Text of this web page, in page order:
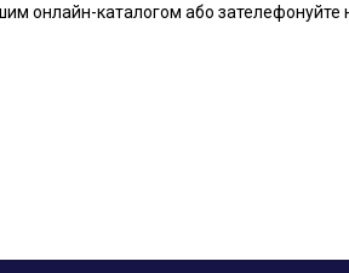
онлайн-каталогом або